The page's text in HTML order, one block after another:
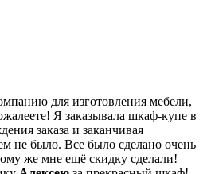
для изготовления мебели,
Я заказывала шкаф-купе в
заказа и заканчивая
не было. Все было сделано очень
же мне ещё скидку сделали!